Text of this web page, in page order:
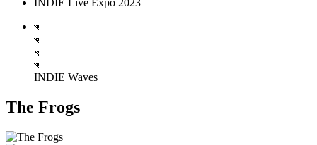
INDIE Live Expo 2023
INDIE Waves
The Frogs